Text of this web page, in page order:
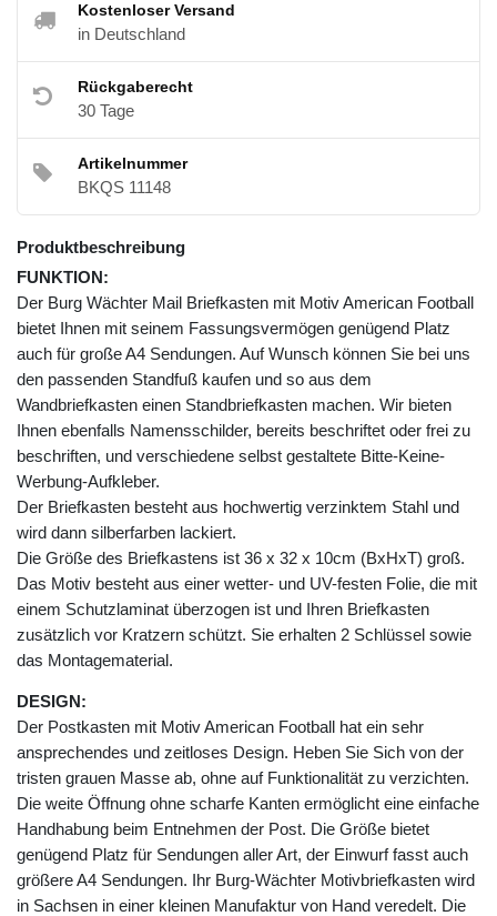
Kostenloser Versand
in Deutschland
Rückgaberecht
30 Tage
Artikelnummer
BKQS 11148
Produktbeschreibung
FUNKTION:
Der Burg Wächter Mail Briefkasten mit Motiv American Football
bietet Ihnen mit seinem Fassungsvermögen genügend Platz
auch für große A4 Sendungen. Auf Wunsch können Sie bei uns
den passenden Standfuß kaufen und so aus dem
Wandbriefkasten einen Standbriefkasten machen. Wir bieten
Ihnen ebenfalls Namensschilder, bereits beschriftet oder frei zu
beschriften, und verschiedene selbst gestaltete Bitte-Keine-
Werbung-Aufkleber.
Der Briefkasten besteht aus hochwertig verzinktem Stahl und
wird dann silberfarben lackiert.
Die Größe des Briefkastens ist 36 x 32 x 10cm (BxHxT) groß.
Das Motiv besteht aus einer wetter- und UV-festen Folie, die mit
einem Schutzlaminat überzogen ist und Ihren Briefkasten
zusätzlich vor Kratzern schützt. Sie erhalten 2 Schlüssel sowie
das Montagematerial.
DESIGN:
Der Postkasten mit Motiv American Football hat ein sehr
ansprechendes und zeitloses Design. Heben Sie Sich von der
tristen grauen Masse ab, ohne auf Funktionalität zu verzichten.
Die weite Öffnung ohne scharfe Kanten ermöglicht eine einfache
Handhabung beim Entnehmen der Post. Die Größe bietet
genügend Platz für Sendungen aller Art, der Einwurf fasst auch
größere A4 Sendungen. Ihr Burg-Wächter Motivbriefkasten wird
in Sachsen in einer kleinen Manufaktur von Hand veredelt. Die